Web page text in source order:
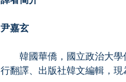
尹嘉玄
韓國華僑，國立政治大學
行翻譯、出版社韓文編輯，現